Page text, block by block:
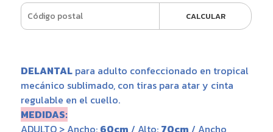
CALCULAR
DELANTALpara adulto confeccionado en tropical
mecánico sublimado, con tiras para atar y cinta
regulable en el cuello.
MEDIDAS:
ADULTO > Ancho: 60cm / Alto: 70cm / Ancho